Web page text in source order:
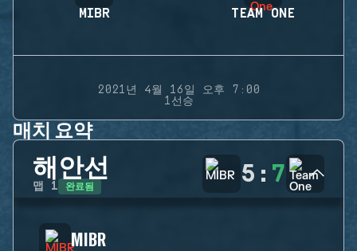
MIBR TEAM ONE
2021년 4월 16일 오후 7:00
1선승
매치 요약
해안선
맵 1 완료됨 5 : 7
MIBR